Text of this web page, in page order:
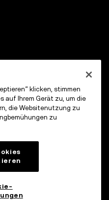
klicken, stimmen
auf Ihrem Gerät zu, um die
die Websitenutzung zu
zu